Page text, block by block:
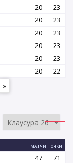
20
23
20
23
20
23
20
23
20
23
20
22
»
МАТЧИ ОЧКИ
47
71